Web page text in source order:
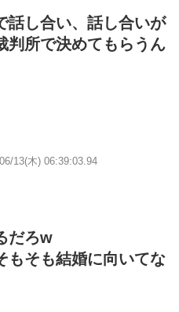
話し合い、話し合いが
判所で決めてもらうん
13(木) 06:39:03.94
だろw
もそも結婚に向いてな